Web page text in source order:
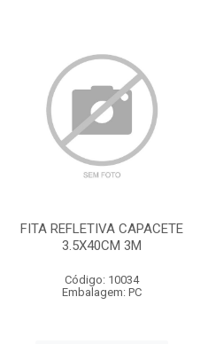
FITA REFLETIVA CAPACETE
3.5X40CM 3M
Código: 10034
Embalagem: PC